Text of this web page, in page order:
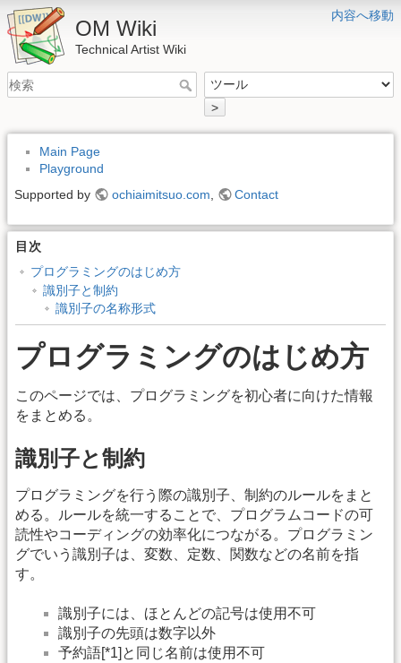
内容へ移動
OM Wiki
Technical Artist Wiki
>
Main Page
Playground
Supported by
ochiaimitsuo.com Contact
目次
プログラミングのはじめ方
識別子と制約
識別子の名称形式
プログラミングのはじめ方
このページでは、プログラミングを初心者に向けた情報
をまとめる。
識別子と制約
プログラミングを行う際の識別子、制約のルールをまと
める。ルールを統一することで、プログラムコードの可
読性やコーディングの効率化につながる。プログラミン
グでいう識別子は、変数、定数、関数などの名前を指
す。
識別子には、ほとんどの記号は使用不可
識別子の先頭は数字以外
予約語[*1]と同じ名前は使用不可